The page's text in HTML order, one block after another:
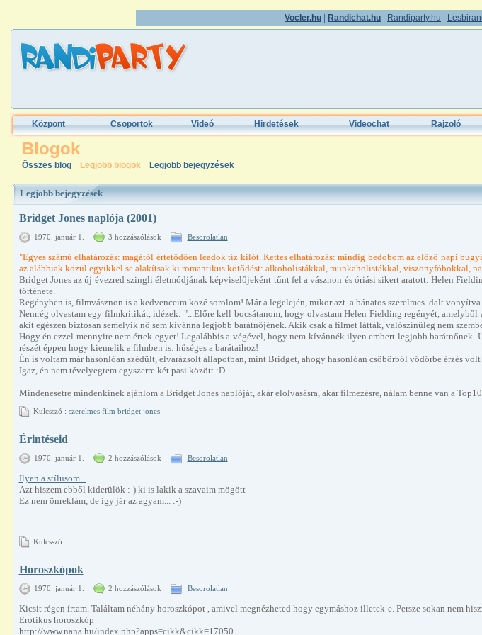
Vocler.hu Randichat.hu Randiparty.hu
Központ Csoportok Videó Hirdetések Videochat Rajzoló
Blogok
Összes blog Legjobb blogok Legjobb bejegyzések
Legjobb bejegyzések
Legjobb bejegyzések
Bridget Jones naplója (2001)
1970. január 1. 3 hozzászólások Besorolatlan
"Egyes számú elhatározás: magától értetődően leadok tíz kilót. Kettes elhatározás: mindig bedobom az előző napi
az alábbiak közül egyikkel se alakítsak ki romantikus kötődést: alkoholistákkal, munkaholistákkal, viszonyfóbokkal,
Bridget Jones az új évezred szingli életmódjának képviselőjeként tűnt fel a vásznon és óriási sikert aratott. Helen
története.
Regényben is, filmvásznon is a kedvenceim közé sorolom! Már a legelején, mikor azt a bánatos szerelmes dalt
Nemrég olvastam egy filmkritikát, idézek: "...Előre kell bocsátanom, hogy olvastam Helen Fielding regényét,
akit egészen biztosan semelyik nő sem kívánna legjobb barátnőjének. Akik csak a filmet látták, valószínűleg nem
Hogy én ezzel mennyire nem értek egyet! Legalábbis a végével, hogy nem kívánnék ilyen embert legjobb
részét éppen hogy kiemelik a filmben is: hűséges a barátaihoz!
Én is voltam már hasonlóan szédült, elvarázsolt állapotban, mint Bridget, ahogy hasonlóan csöbörből vödörbe érzés
Igaz, én nem tévelyegtem egyszerre két pasi között :D
Mindenesetre mindenkinek ajánlom a Bridget Jones naplóját, akár elolvasásra, akár filmezésre, nálam benne van a
Kulcsszó : szerelmes film bridget jones
Érintéseid
1970. január 1. 2 hozzászólások Besorolatlan
Ilyen a stílusom...
Azt hiszem ebből kiderülök :-) ki is lakik a szavaim mögött
Ez nem önreklám, de így jár az agyam... :-)
Kulcsszó :
Horoszkópok
1970. január 1. 2 hozzászólások Besorolatlan
Kicsit régen írtam. Találtam néhány horoszkópot , amivel megnézheted hogy egymáshoz illetek-e. Persze sokan nem
Erotikus horoszkóp
http://www.nana.hu/index.php?apps=cikk&cikk=17050